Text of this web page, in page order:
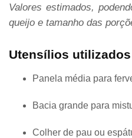
Valores estimados,
queijo e tamanho das
Utensílios utilizados
Panela média para
Bacia grande para
Colher de pau ou